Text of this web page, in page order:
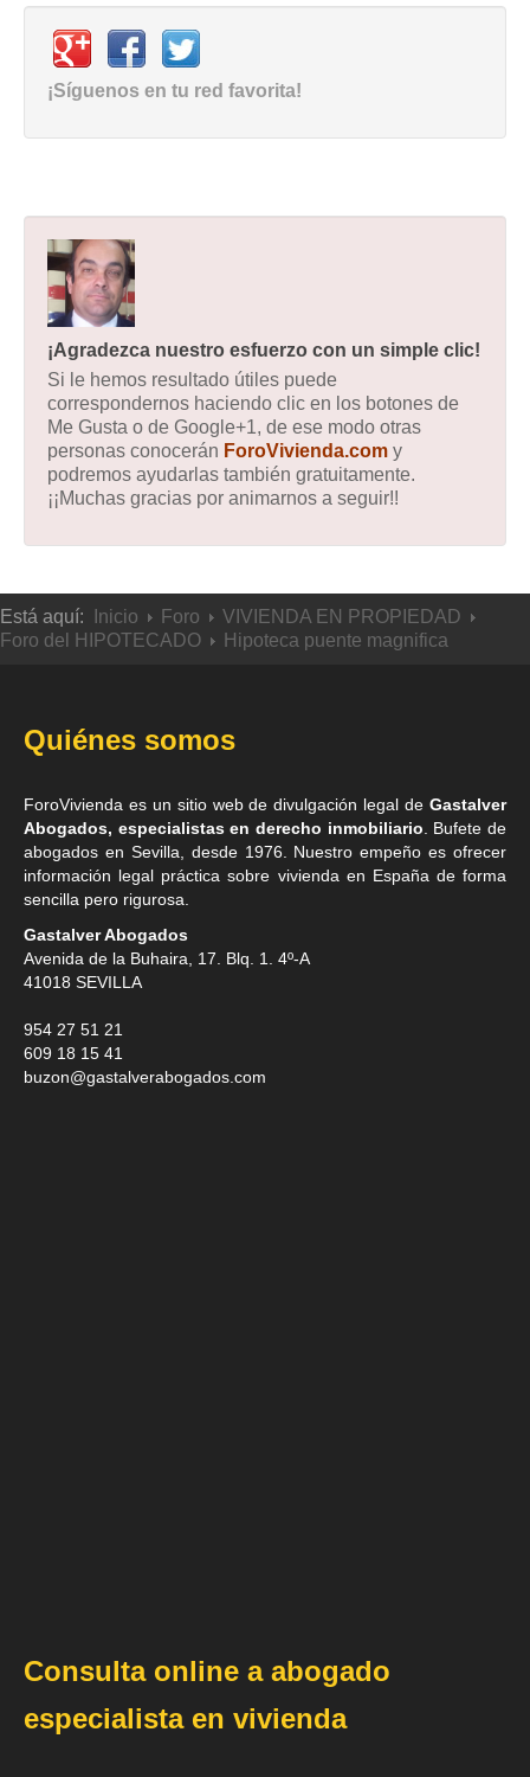
¡Síguenos en tu red favorita!
¡Agradezca nuestro esfuerzo con un simple clic!
Si le hemos resultado útiles puede
correspondernos haciendo clic en los botones de
Me Gusta o de Google+1, de ese modo otras
personas conocerán ForoVivienda.com y
podremos ayudarlas también gratuitamente.
¡¡Muchas gracias por animarnos a seguir!!
Está aquí: Inicio Foro
VIVIENDA EN PROPIEDAD
Foro del HIPOTECADO
Hipoteca puente magnifica
Quiénes somos
ForoVivienda es un sitio web de divulgación legal de Gastalver
Abogados, especialistas en derecho inmobiliario . Bufete de
abogados en Sevilla , desde 1976. Nuestro empeño es ofrecer
información legal práctica sobre vivienda en España de forma
sencilla pero rigurosa.
Gastalver Abogados
Avenida de la Buhaira, 17. Blq. 1. 4º-A
41018 SEVILLA
954 27 51 21
609 18 15 41
buzon@gastalverabogados.com
Consulta online a abogado
especialista en vivienda